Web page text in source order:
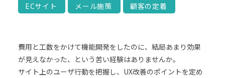
ECサイト メール施策 顧客の定着
費用と工数をかけて機能開発をしたのに、結局あまり効果
が見えなかった、という苦い経験はありませんか。
サイト上のユーザ行動を把握し、UX改善のポイントを定め